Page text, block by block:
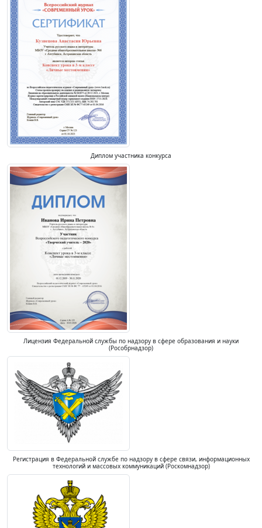
Диплом участника конкурса
Лицензия Федеральной службы по надзору в сфере образования и науки
(Рособрнадзор)
Регистрация в Федеральной службе по надзору в сфере связи, информационных
технологий и массовых коммуникаций (Роскомнадзор)